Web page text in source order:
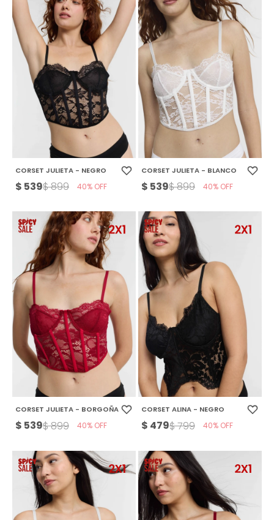
CORSET JULIETA - NEGRO
$ 539$899 40
CORSET JULIETA - BLANCO
$ 539$899 40
CORSET JULIETA - BORGOÑA
$ 539$899 40
CORSET ALINA - NEGRO
$ 479$799 40